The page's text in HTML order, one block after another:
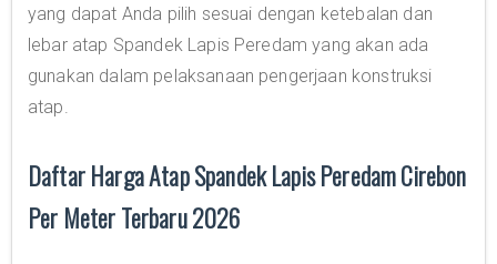
yang dapat Anda pilih sesuai dengan ketebalan dan
lebar atap Spandek Lapis Peredam yang akan ada
gunakan dalam pelaksanaan pengerjaan konstruksi
atap.
Daftar Harga Atap Spandek Lapis Peredam Cirebon
Per Meter Terbaru 2026